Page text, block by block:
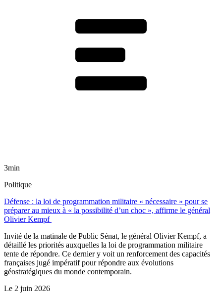
3min
Politique
Défense : la loi de programmation militaire « nécessaire » pour se
préparer au mieux à « la possibilité d’un choc », affirme le général
Olivier Kempf
Invité de la matinale de Public Sénat, le général Olivier Kempf, a
détaillé les priorités auxquelles la loi de programmation militaire
tente de répondre. Ce dernier y voit un renforcement des capacités
françaises jugé impératif pour répondre aux évolutions
géostratégiques du monde contemporain.
Le 2 juin 2026